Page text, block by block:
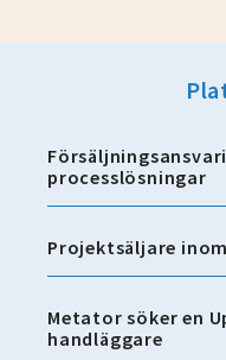
processlösningar
Projektsäljare
Metator söker en
handläggare